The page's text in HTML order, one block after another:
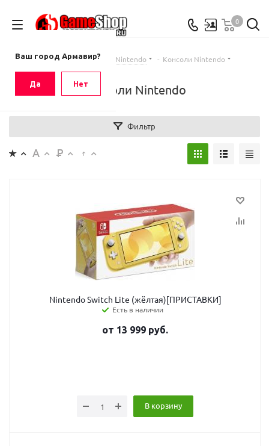
Ваш город Армавир?
Да Нет
0
Главная - Каталог Nintendo - Консоли Nintendo
Консоли Nintendo
Фильтр
Nintendo Switch Lite (жёлтая)[ПРИСТАВКИ]
Есть в наличии
от 13 999 руб.
В корзину